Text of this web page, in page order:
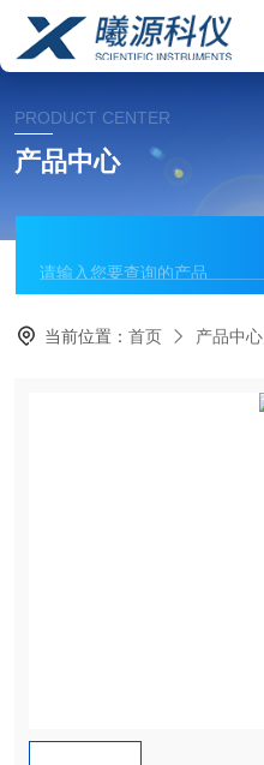
PRODUCT CENTER
产品中心
当前位置：首页 产品中心